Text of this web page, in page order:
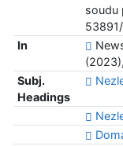
soudu
In
Subj.
Headings